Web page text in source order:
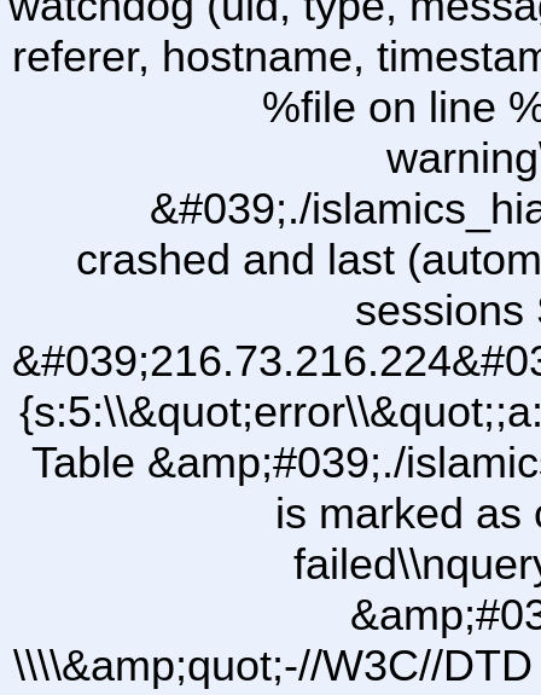
referer, hostname,
%file on line
&#039;./
crashed and last
sessions
Table &amp;#039;./
is marked as
\\\\&amp;quot;-//W3C//